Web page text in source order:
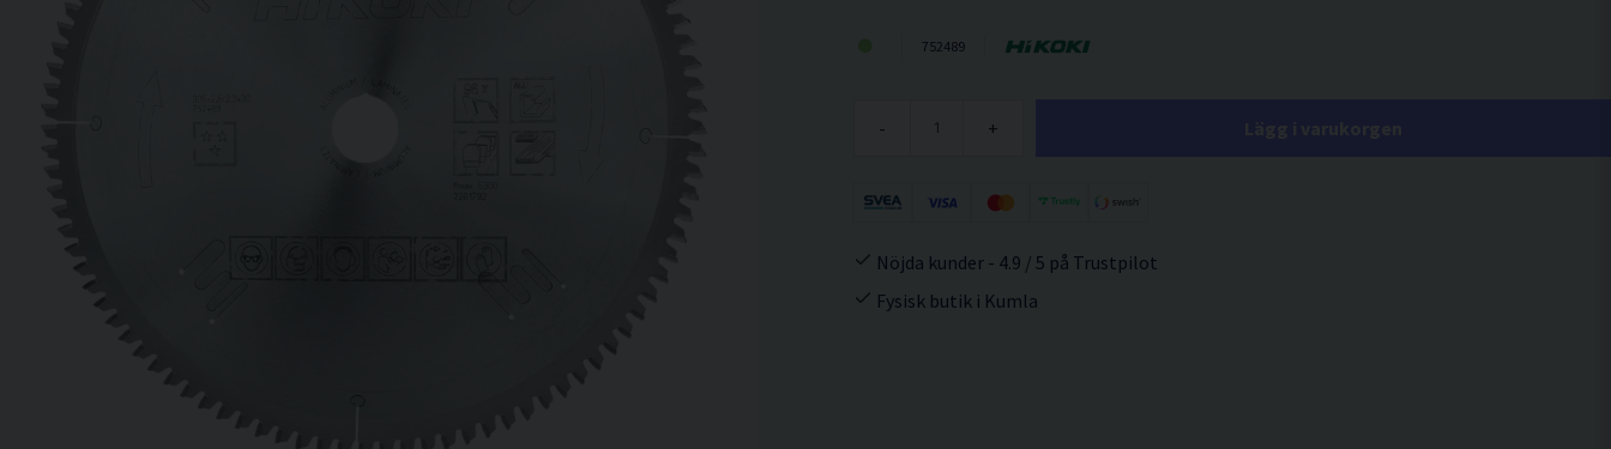
752489
- +
Nöjda kunder - 4.9 / 5 på Trustpilot
Fysisk butik i Kumla